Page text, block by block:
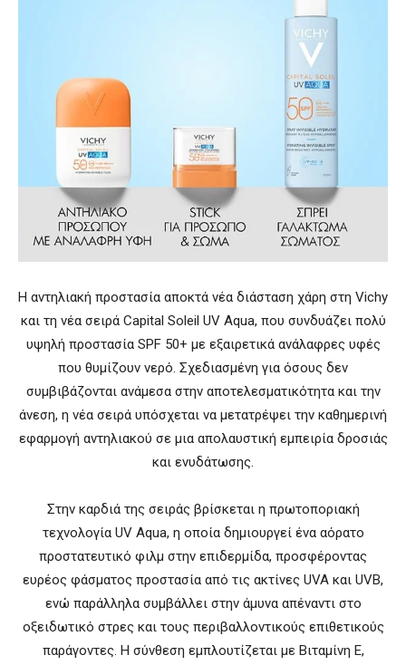
Η αντηλιακή προστασία αποκτά νέα διάσταση χάρη στη Vichy
και τη νέα σειρά Capital Soleil UV Aqua, που συνδυάζει πολύ
υψηλή προστασία SPF 50+ με εξαιρετικά ανάλαφρες υφές
που θυμίζουν νερό. Σχεδιασμένη για όσους δεν
συμβιβάζονται ανάμεσα στην αποτελεσματικότητα και την
άνεση, η νέα σειρά υπόσχεται να μετατρέψει την καθημερινή
εφαρμογή αντηλιακού σε μια απολαυστική εμπειρία δροσιάς
και ενυδάτωσης.
Στην καρδιά της σειράς βρίσκεται η πρωτοποριακή
τεχνολογία UV Aqua, η οποία δημιουργεί ένα αόρατο
προστατευτικό φιλμ στην επιδερμίδα, προσφέροντας
ευρέος φάσματος προστασία από τις ακτίνες UVA και UVB,
ενώ παράλληλα συμβάλλει στην άμυνα απέναντι στο
οξειδωτικό στρες και τους περιβαλλοντικούς επιθετικούς
παράγοντες. Η σύνθεση εμπλουτίζεται με Βιταμίνη Ε,